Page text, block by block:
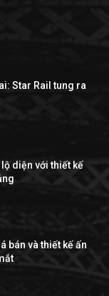
Star Rail tung ra
diện với thiết kế
bán và thiết kế ấn